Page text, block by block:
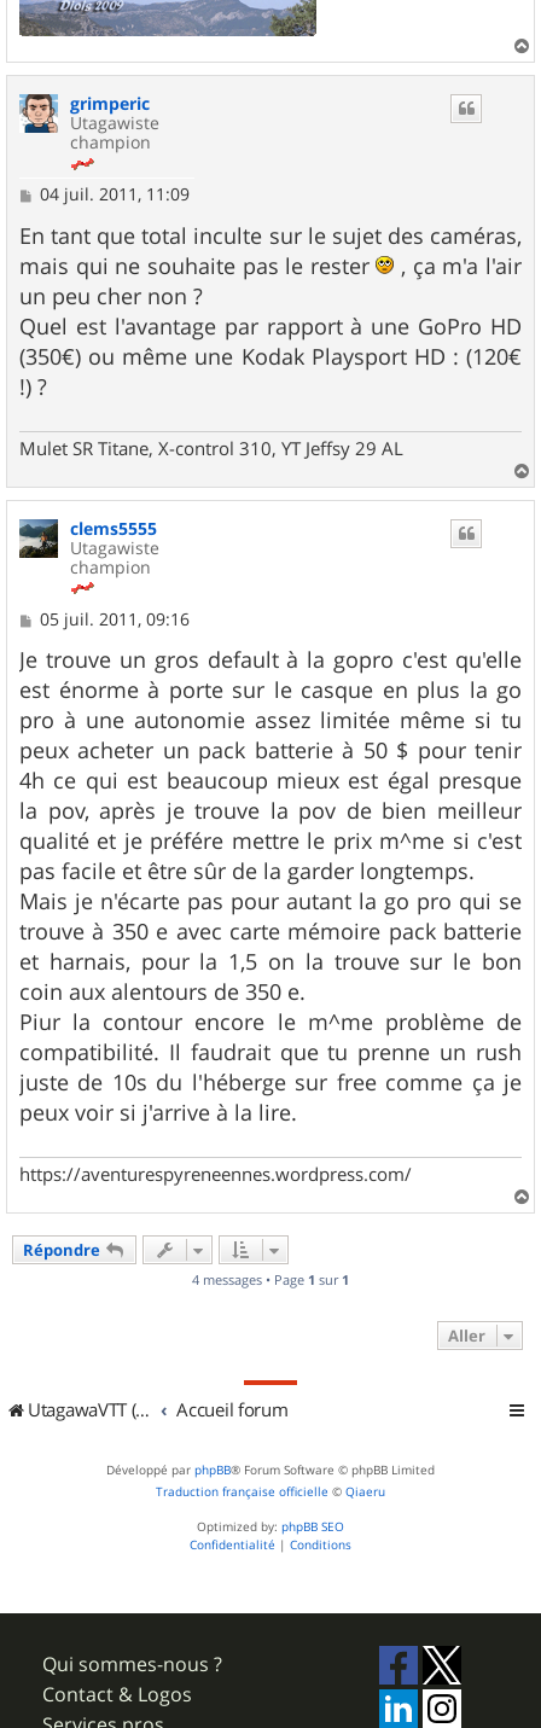
a
grimperic
Utagawiste
champion
M
s
s
a
g
e
04 juil. 2011, 11:09
En tant que total inculte sur le sujet des caméras,
mais qui ne souhaite pas le rester
, ça m'a l'air
un peu cher non ?
Quel est l'avantage par rapport à une GoPro HD
(350€) ou même une Kodak Playsport HD : (120€
!) ?
Mulet SR Titane, X-control 310, YT Jeffsy 29 AL
a
clems5555
Utagawiste
champion
M
s
s
a
g
e
05 juil. 2011, 09:16
Je trouve un gros default à la gopro c'est qu'elle
est énorme à porte sur le casque en plus la go
pro à une autonomie assez limitée même si tu
peux acheter un pack batterie à 50 $ pour tenir
4h ce qui est beaucoup mieux est égal presque
la pov, après je trouve la pov de bien meilleur
qualité et je préfére mettre le prix m^me si c'est
pas facile et être sûr de la garder longtemps.
Mais je n'écarte pas pour autant la go pro qui se
trouve à 350 e avec carte mémoire pack batterie
et harnais, pour la 1,5 on la trouve sur le bon
coin aux alentours de 350 e.
Piur la contour encore le m^me problème de
compatibilité. Il faudrait que tu prenne un rush
juste de 10s du l'héberge sur free comme ça je
peux voir si j'arrive à la lire.
https://aventurespyreneennes.wordpress.com/
a
Répondre
4 messages • Page 1 sur 1
Aller
UtagawaVTT (Randos VTT et VTTAE avec traces GPS) Accueil forum
Développé par phpBB® Forum Software © phpBB Limited
Traduction française officielle © Qiaeru
Optimized by: phpBB SEO
Confidentialité | Conditions
Qui sommes-nous ?
Contact & Logos